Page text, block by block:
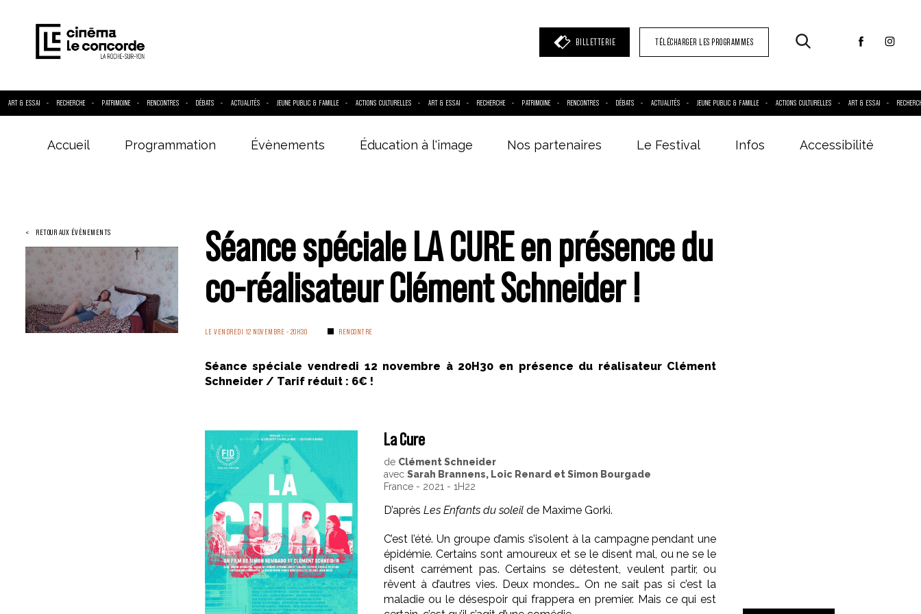
BILLETTERIE TÉLÉCHARGER LES PROGRAMMES
ART & ESSAI RECHERCHE PATRIMOINE RENCONTRES DÉBATS ACTUALITÉS JEUNE PUBLIC & FAMILLE ACTIONS CULTURELLES ART & ESSAI RECHERCHE PATRIMOINE RENCONTRES DÉBATS ACTUALITÉS JEUNE PUBLIC & FAMILLE ACTIONS CULTURELLES ART & ESSAI
Accueil Programmation Évènements Éducation à l'image Nos partenaires Le Festival Infos Accessibilité
RETOUR AUX ÉVÈNEMENTS
Séance spéciale LA CURE en présence du
co-réalisateur Clément Schneider !
LE VENDREDI 12 NOVEMBRE - 20H30 RENCONTRE
Séance spéciale vendredi 12 novembre à 20H30 en présence du réalisateur Clément
Schneider / Tarif réduit : 6€ !
La Cure
de Clément Schneider
avecSarah Brannens, Loic Renard et Simon Bourgade
France - 2021 - 1H22
D’aprèsLes Enfants du soleil de Maxime Gorki.
C’est l’été. Un groupe d’amis s’isolent à la campagne pendant une
épidémie. Certains sont amoureux et se le disent mal, ou ne se le
disent carrément pas. Certains se détestent, veulent partir, ou
rêvent à d’autres vies. Deux mondes… On ne sait pas si c’est la
maladie ou le désespoir qui frappera en premier. Mais ce qui est